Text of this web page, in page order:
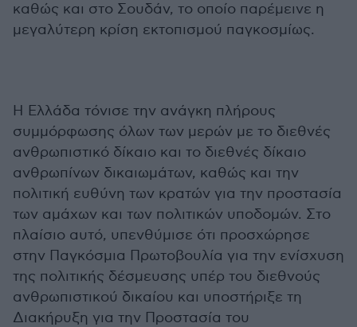
καθώς και στο Σουδάν, το οποίο παρέμεινε η
μεγαλύτερη κρίση εκτοπισμού παγκοσμίως.
Η Ελλάδα τόνισε την ανάγκη πλήρους
συμμόρφωσης όλων των μερών με το διεθνές
ανθρωπιστικό δίκαιο και το διεθνές δίκαιο
ανθρωπίνων δικαιωμάτων, καθώς και την
πολιτική ευθύνη των κρατών για την προστασία
των αμάχων και των πολιτικών υποδομών. Στο
πλαίσιο αυτό, υπενθύμισε ότι προσχώρησε
στην Παγκόσμια Πρωτοβουλία για την ενίσχυση
της πολιτικής δέσμευσης υπέρ του διεθνούς
ανθρωπιστικού δικαίου και υποστήριξε τη
Διακήρυξη για την Προστασία του